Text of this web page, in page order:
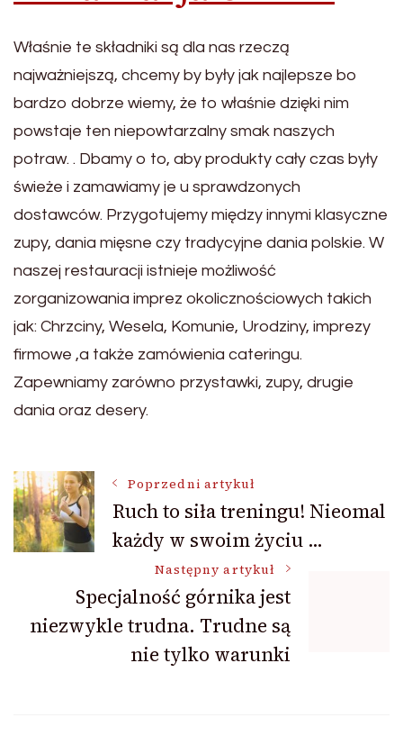
Właśnie te składniki są dla nas rzeczą
najważniejszą, chcemy by były jak najlepsze bo
bardzo dobrze wiemy, że to właśnie dzięki nim
powstaje ten niepowtarzalny smak naszych
potraw. . Dbamy o to, aby produkty cały czas były
świeże i zamawiamy je u sprawdzonych
dostawców. Przygotujemy między innymi klasyczne
zupy, dania mięsne czy tradycyjne dania polskie. W
naszej restauracji istnieje możliwość
zorganizowania imprez okolicznościowych takich
jak: Chrzciny, Wesela, Komunie, Urodziny, imprezy
firmowe ,a także zamówienia cateringu.
Zapewniamy zarówno przystawki, zupy, drugie
dania oraz desery.
Nawigacja
wpisu
Poprzedni artykuł
Ruch to siła treningu! Nieomal
każdy w swoim życiu …
Następny artykuł
Specjalność górnika jest
niezwykle trudna. Trudne są
nie tylko warunki